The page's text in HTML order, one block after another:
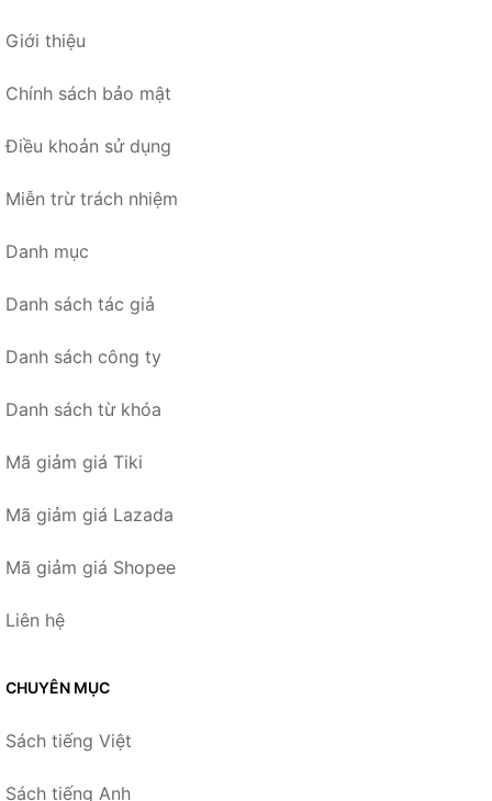
Giới thiệu
Chính sách bảo mật
Điều khoản sử dụng
Miễn trừ trách nhiệm
Danh mục
Danh sách tác giả
Danh sách công ty
Danh sách từ khóa
Mã giảm giá Tiki
Mã giảm giá Lazada
Mã giảm giá Shopee
Liên hệ
CHUYÊN MỤC
Sách tiếng Việt
Sách tiếng Anh